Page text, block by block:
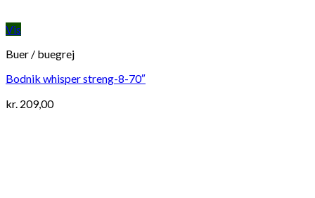
Vis
Buer / buegrej
Bodnik whisper streng-8-70″
kr. 209,00